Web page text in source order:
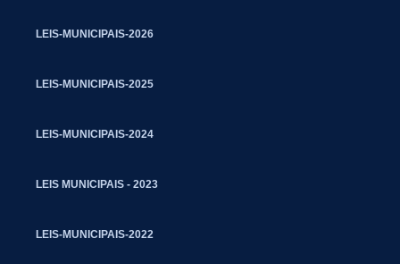
LEIS-MUNICIPAIS-2026
LEIS-MUNICIPAIS-2025
LEIS-MUNICIPAIS-2024
LEIS MUNICIPAIS - 2023
LEIS-MUNICIPAIS-2022